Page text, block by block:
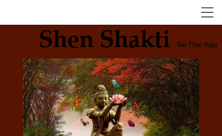
Shen Shakti Tao Thaï Yoga